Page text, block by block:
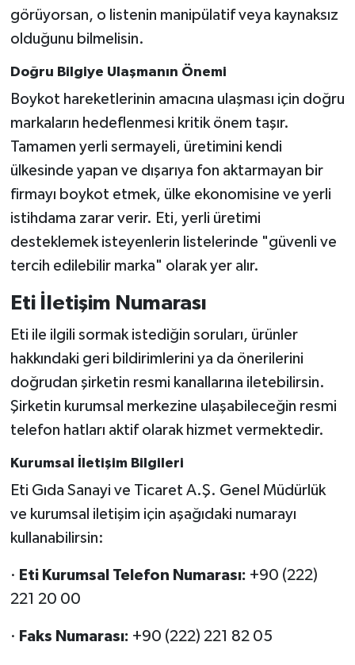
görüyorsan, o listenin manipülatif veya kaynaksız
olduğunu bilmelisin.
Doğru Bilgiye Ulaşmanın Önemi
Boykot hareketlerinin amacına ulaşması için doğru
markaların hedeflenmesi kritik önem taşır.
Tamamen yerli sermayeli, üretimini kendi
ülkesinde yapan ve dışarıya fon aktarmayan bir
firmayı boykot etmek, ülke ekonomisine ve yerli
istihdama zarar verir. Eti, yerli üretimi
desteklemek isteyenlerin listelerinde "güvenli ve
tercih edilebilir marka" olarak yer alır.
Eti İletişim Numarası
Eti ile ilgili sormak istediğin soruları, ürünler
hakkındaki geri bildirimlerini ya da önerilerini
doğrudan şirketin resmi kanallarına iletebilirsin.
Şirketin kurumsal merkezine ulaşabileceğin resmi
telefon hatları aktif olarak hizmet vermektedir.
Kurumsal İletişim Bilgileri
Eti Gıda Sanayi ve Ticaret A.Ş. Genel Müdürlük
ve kurumsal iletişim için aşağıdaki numarayı
kullanabilirsin:
· Eti Kurumsal Telefon Numarası: +90 (222)
221 20 00
· Faks Numarası: +90 (222) 221 82 05